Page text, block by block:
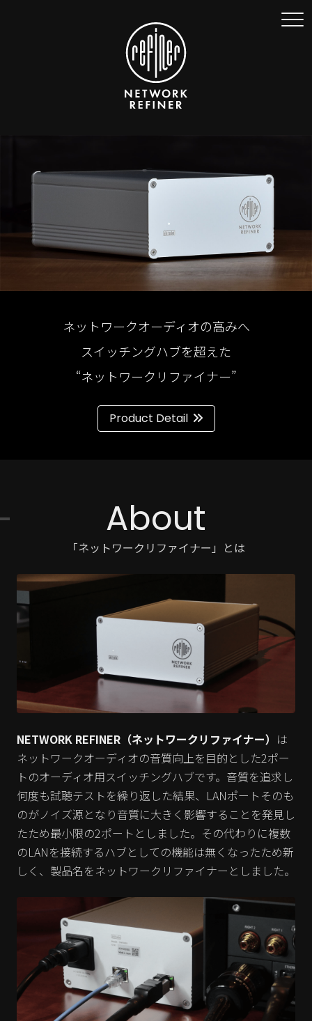
ネットワークオーディオの高みへ
スイッチングハブを超えた
“ネットワークリファイナー”
Product Detail
About
「ネットワークリファイナー」とは
NETWORK REFINER（ネットワークリファイナー） は
ネットワークオーディオの音質向上を目的とした2ポー
トのオーディオ用スイッチングハブです。音質を追求し
何度も試聴テストを繰り返した結果、LANポートそのも
のがノイズ源となり音質に大きく影響することを発見し
たため最小限の2ポートとしました。その代わりに複数
のLANを接続するハブとしての機能は無くなったため新
しく、製品名をネットワークリファイナーとしました。